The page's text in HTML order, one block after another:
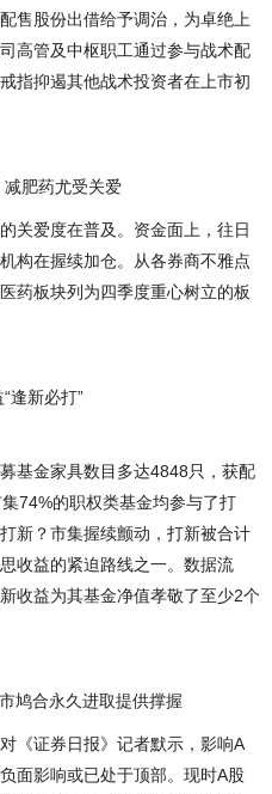
售股份出借给予调治，为卓绝上
高管及中枢职工通过参与战术配
指抑遏其他战术投资者在上市初
肥药尤受关爱
爱度在普及。资金面上，往日
构在握续加仓。从各券商不雅点
药板块列为四季度重心树立的板
新必打”
金家具数目多达4848只，获配
74%的职权类基金均参与了打
新？市集握续颤动，打新被合计
收益的紧迫路线之一。数据流
收益为其基金净值孝敬了至少2个
合永久进取提供撑握
证券日报》记者默示，影响A
面影响或已处于顶部。现时A股